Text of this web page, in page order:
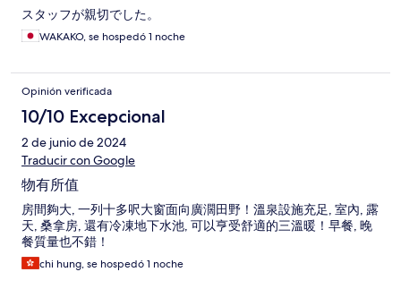
スタッフが親切でした。
WAKAKO, se hospedó 1 noche
Opinión verificada
10/10 Excepcional
2 de junio de 2024
Traducir con Google
物有所值
房間夠大, 一列十多呎大窗面向廣濶田野！溫泉設施充足, 室內, 露
天, 桑拿房, 還有冷凍地下水池, 可以亨受舒適的三溫暖！早餐, 晚
餐質量也不錯！
chi hung, se hospedó 1 noche